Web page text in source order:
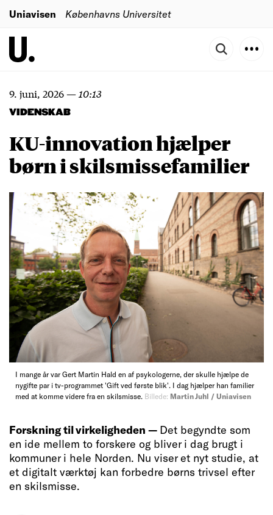
Uniavisen Københavns Universitet
9. juni, 2026— 10:13
VIDENSKAB
KU-innovation hjælper
børn i skilsmissefamilier
I mange år var Gert Martin Hald en af psykologerne, der skulle hjælpe de
nygifte par i tv-programmet 'Gift ved første blik'. I dag hjælper han familier
med at komme videre fra en skilsmisse. Billede: Martin Juhl / Uniavisen
Forskning til virkeligheden — Det begyndte som
en ide mellem to forskere og bliver i dag brugt i
kommuner i hele Norden. Nu viser et nyt studie, at
et digitalt værktøj kan forbedre børns trivsel efter
en skilsmisse.